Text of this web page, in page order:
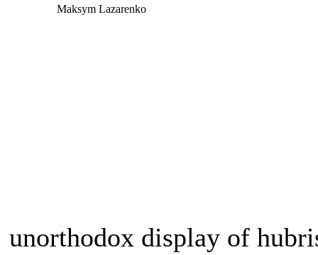
Maksym Lazarenko
unorthodox display of